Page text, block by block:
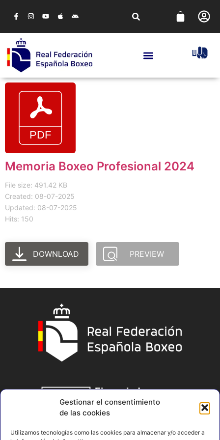
Gestionar el consentimiento
de las cookies
Utilizamos tecnologías como las cookies para almacenar y/o acceder a
Memoria Boxeo Profesional 2024
File size: 491.42 KB
Created: 08-07-2025
Updated: 08-07-2025
Hits: 150
DOWNLOAD PREVIEW